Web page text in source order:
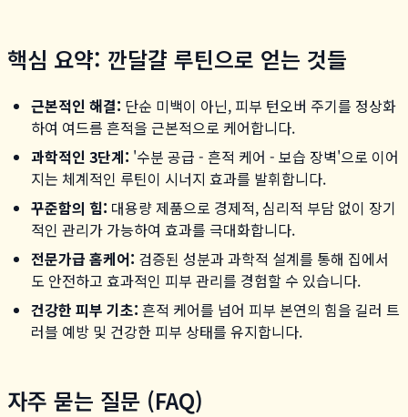
핵심 요약: 깐달걀 루틴으로 얻는 것들
근본적인 해결: 단순 미백이 아닌, 피부 턴오버 주기를 정상화
하여 여드름 흔적을 근본적으로 케어합니다.
과학적인 3단계: '수분 공급 - 흔적 케어 - 보습 장벽'으로 이어
지는 체계적인 루틴이 시너지 효과를 발휘합니다.
꾸준함의 힘: 대용량 제품으로 경제적, 심리적 부담 없이 장기
적인 관리가 가능하여 효과를 극대화합니다.
전문가급 홈케어: 검증된 성분과 과학적 설계를 통해 집에서
도 안전하고 효과적인 피부 관리를 경험할 수 있습니다.
건강한 피부 기초: 흔적 케어를 넘어 피부 본연의 힘을 길러 트
러블 예방 및 건강한 피부 상태를 유지합니다.
자주 묻는 질문 (FAQ)